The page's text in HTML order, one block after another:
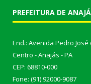
PREFEITURA DE
End.: Avenida Pedro José
Centro - Anajás - PA
CEP: 68810-000
Fone: (91) 92000-9087